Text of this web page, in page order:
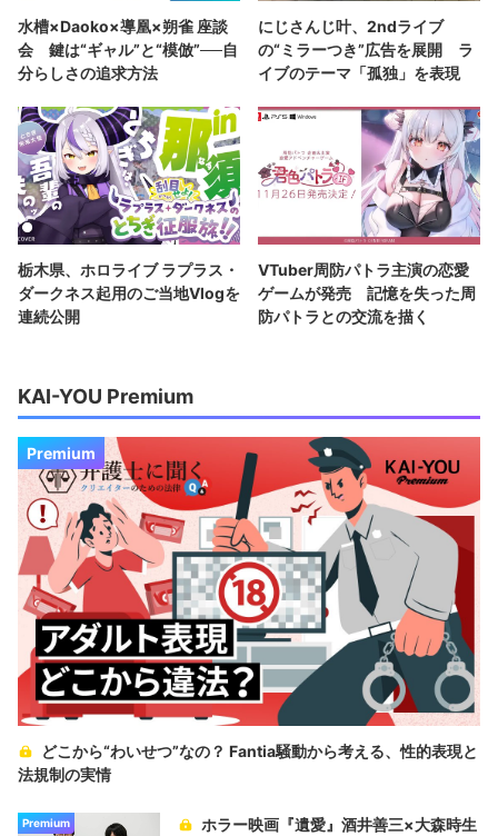
水槽×Daoko×導凰×朔雀 座談
会 鍵は“ギャル”と“模倣”──自
分らしさの追求方法
にじさんじ叶、2ndライブ
の“ミラーつき”広告を展開 ラ
イブのテーマ「孤独」を表現
栃木県、ホロライブ ラプラス・
ダークネス起用のご当地Vlogを
連続公開
VTuber周防パトラ主演の恋愛
ゲームが発売 記憶を失った周
防パトラとの交流を描く
KAI-YOU Premium
Premium
どこから“わいせつ”なの？ Fantia騒動から考える、性的表現と
法規制の実情
Premium
ホラー映画『遺愛』酒井善三×大森時生